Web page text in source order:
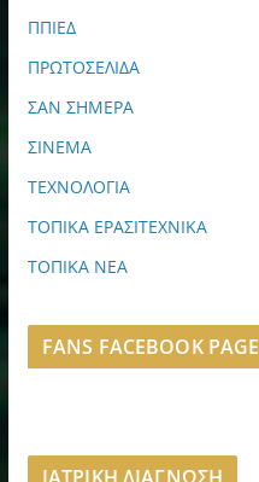
ΠΠΙΕΔ
ΠΡΩΤΟΣΕΛΙΔΑ
ΣΑΝ ΣΗΜΕΡΑ
ΣΙΝΕΜΑ
ΤΕΧΝΟΛΟΓΙΑ
ΤΟΠΙΚΑ ΕΡΑΣΙΤΕΧΝΙΚΑ
ΤΟΠΙΚΑ ΝΕΑ
FANS FACEBOOK PAGE